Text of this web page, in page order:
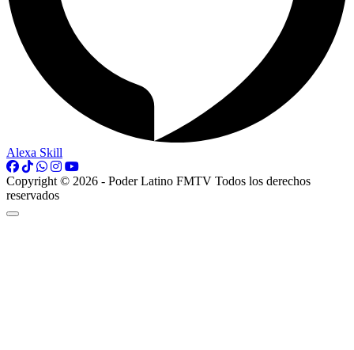
Alexa Skill
Copyright © 2026 - Poder Latino FMTV Todos los derechos
reservados